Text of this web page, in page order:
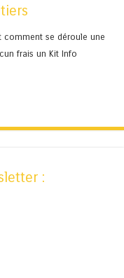
comment se déroule une
frais un Kit Info
: